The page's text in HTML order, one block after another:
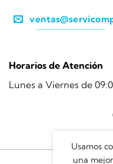
Horarios de Atención
Lunes a Viernes de
Usamos
una